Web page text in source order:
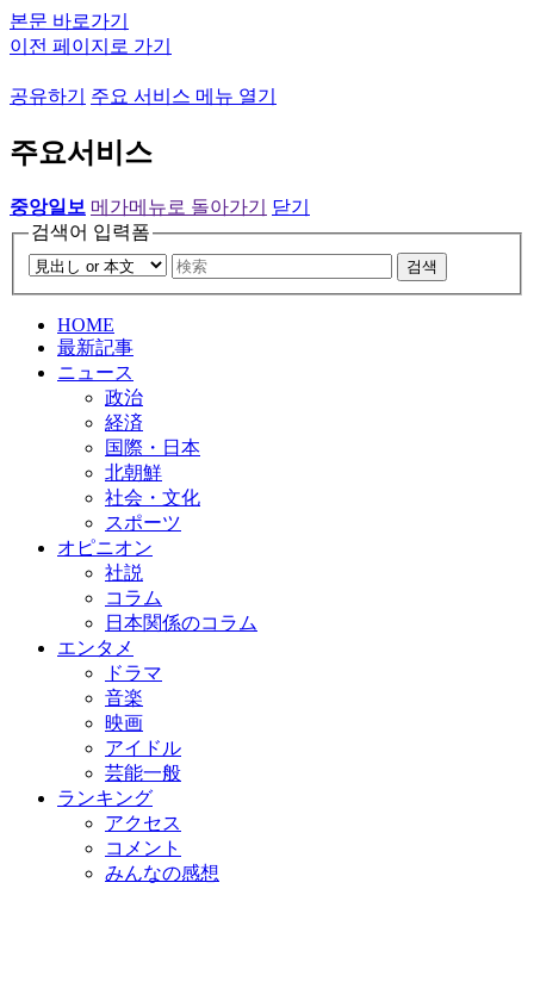
본문 바로가기
이전 페이지로 가기
공유하기 주요 서비스 메뉴 열기
주요서비스
중앙일보 메가메뉴로 돌아가기
닫기
검색어 입력폼
검색
HOME
最新記事
ニュース
政治
経済
国際・日本
北朝鮮
社会・文化
スポーツ
オピニオン
社説
コラム
日本関係のコラム
エンタメ
ドラマ
音楽
映画
アイドル
芸能一般
ランキング
アクセス
コメント
みんなの感想